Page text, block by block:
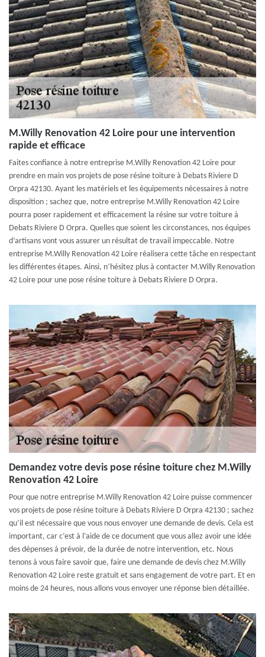
M.Willy Renovation 42 Loire pour une intervention
rapide et efficace
Faites confiance à notre entreprise M.Willy Renovation 42 Loire pour
prendre en main vos projets de pose résine toiture à Debats Riviere D
Orpra 42130. Ayant les matériels et les équipements nécessaires à notre
disposition ; sachez que, notre entreprise M.Willy Renovation 42 Loire
pourra poser rapidement et efficacement la résine sur votre toiture à
Debats Riviere D Orpra. Quelles que soient les circonstances, nos équipes
d’artisans vont vous assurer un résultat de travail impeccable. Notre
entreprise M.Willy Renovation 42 Loire réalisera cette tâche en respectant
les différentes étapes. Ainsi, n’hésitez plus à contacter M.Willy Renovation
42 Loire pour une pose résine toiture à Debats Riviere D Orpra.
Demandez votre devis pose résine toiture chez M.Willy
Renovation 42 Loire
Pour que notre entreprise M.Willy Renovation 42 Loire puisse commencer
vos projets de pose résine toiture à Debats Riviere D Orpra 42130 ; sachez
qu’il est nécessaire que vous nous envoyer une demande de devis. Cela est
important, car c’est à l’aide de ce document que vous allez avoir une idée
des dépenses à prévoir, de la durée de notre intervention, etc. Nous
tenons à vous faire savoir que, faire une demande de devis chez M.Willy
Renovation 42 Loire reste gratuit et sans engagement de votre part. Et en
moins de 24 heures, nous allons vous envoyer une réponse bien détaillée.